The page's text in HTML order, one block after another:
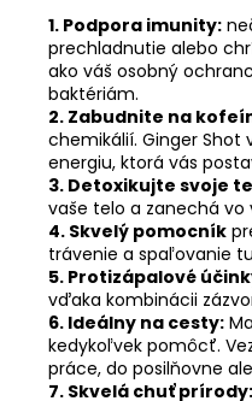
1. Podpora imunity:
prechladnutie alebo
ako váš osobný
baktériám.
2. Zabudnite na
chemikálií. Ginger Shot
energiu, ktorá vás
3. Detoxikujte svoje
vaše telo a zanechá vo
4. Skvelý pomocník
trávenie a spaľovanie
5. Protizápalové
vďaka kombinácii
6. Ideálny na cesty:
kedykoľvek pomôcť.
práce, do posilňovne
7. Skvelá chuť prírody: